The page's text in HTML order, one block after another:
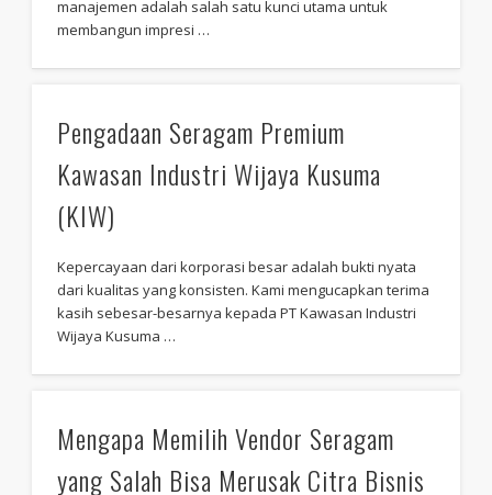
manajemen adalah salah satu kunci utama untuk
membangun impresi …
Pengadaan Seragam Premium
Kawasan Industri Wijaya Kusuma
(KIW)
Kepercayaan dari korporasi besar adalah bukti nyata
dari kualitas yang konsisten. Kami mengucapkan terima
kasih sebesar-besarnya kepada PT Kawasan Industri
Wijaya Kusuma …
Mengapa Memilih Vendor Seragam
yang Salah Bisa Merusak Citra Bisnis